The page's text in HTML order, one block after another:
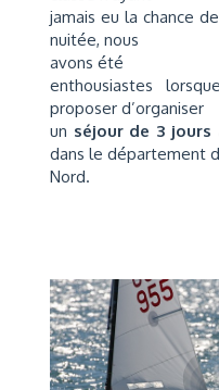
jamais eu la chance
nuitée, nous
avons été
enthousiastes
proposer d’organiser
un séjour de 3
dans le département
Nord.